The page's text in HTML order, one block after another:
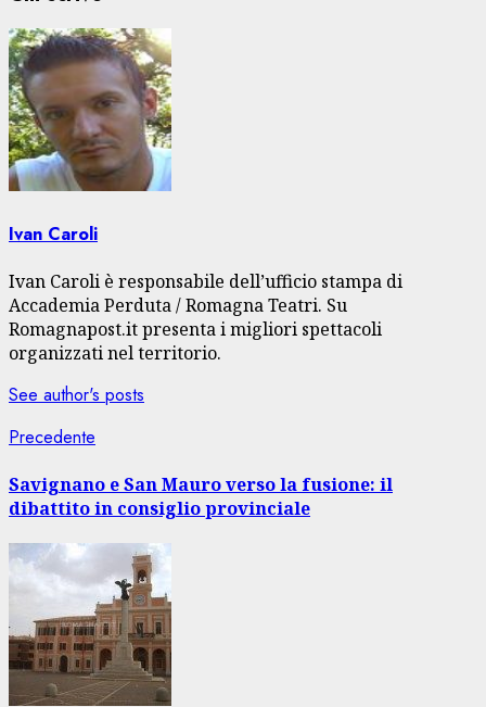
Ivan Caroli
Ivan Caroli è responsabile dell’ufficio stampa di
Accademia Perduta / Romagna Teatri. Su
Romagnapost.it presenta i migliori spettacoli
organizzati nel territorio.
See author's posts
Navigazione
articolo
Precedente
Savignano e San Mauro verso la fusione: il
dibattito in consiglio provinciale